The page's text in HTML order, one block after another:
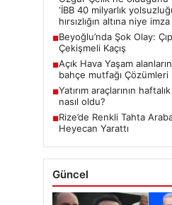
‘İBB 40 milyarlık
hırsızlığın altına niye imza
■Beyoğlu’nda Şok Olay:
Çekişmeli Kaçış
■Açık Hava Yaşam
bahçe mutfağı Çözümleri
■Yatırım araçlarının
nasıl oldu?
■Rize’de Renkli Tahta Araba
Heyecan Yarattı
Güncel